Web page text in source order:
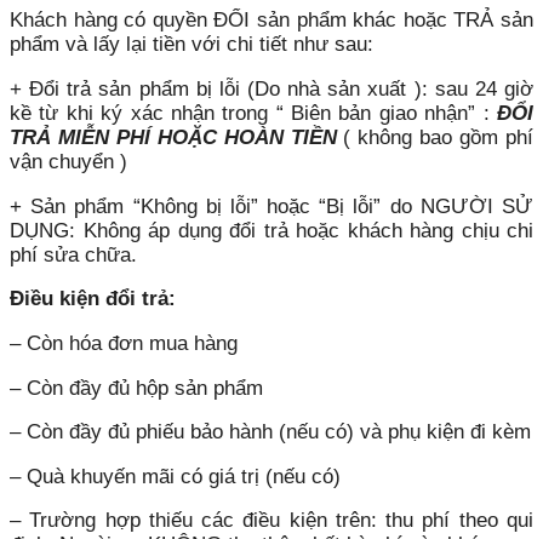
Khách hàng có quyền ĐỔI sản phẩm khác hoặc TRẢ sản
phẩm và lấy lại tiền với chi tiết như sau:
+ Đổi trả sản phẩm bị lỗi (Do nhà sản xuất ): sau 24 giờ
kề từ khi ký xác nhận trong “ Biên bản giao nhận” : ĐỔI
TRẢ MIỄN PHÍ HOẶC HOÀN TIỀN( không bao gồm phí
vận chuyển )
+ Sản phẩm “Không bị lỗi” hoặc “Bị lỗi” do NGƯỜI SỬ
DỤNG: Không áp dụng đổi trả hoặc khách hàng chịu chi
phí sửa chữa.
Điều kiện đổi trả:
– Còn hóa đơn mua hàng
– Còn đầy đủ hộp sản phẩm
– Còn đầy đủ phiếu bảo hành (nếu có) và phụ kiện đi kèm
– Quà khuyến mãi có giá trị (nếu có)
– Trường hợp thiếu các điều kiện trên: thu phí theo qui